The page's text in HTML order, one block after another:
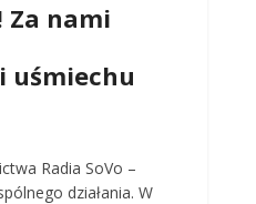
Za nami
uśmiechu
Radia SoVo –
działania. W